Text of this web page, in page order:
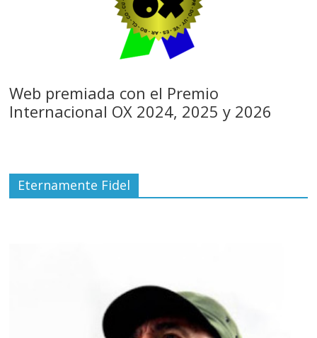
Web premiada con el Premio
Internacional OX 2024, 2025 y 2026
Eternamente Fidel